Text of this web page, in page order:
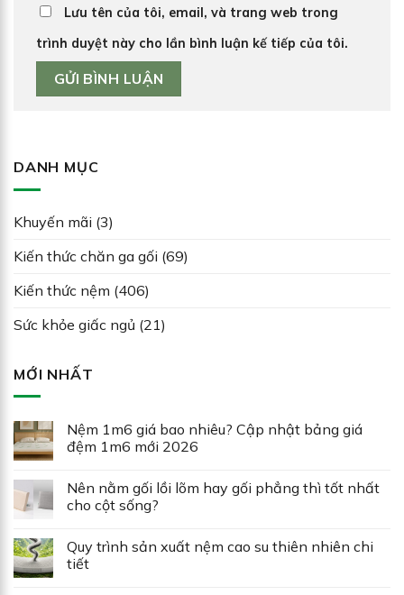
Lưu tên của tôi, email, và trang web trong
trình duyệt này cho lần bình luận kế tiếp của tôi.
DANH MỤC
Khuyến mãi (3)
Kiến thức chăn ga gối (69)
Kiến thức nệm (406)
Sức khỏe giấc ngủ (21)
MỚI NHẤT
Nệm 1m6 giá bao nhiêu? Cập nhật bảng giá
đệm 1m6 mới 2026
Nên nằm gối lồi lõm hay gối phẳng thì tốt nhất
cho cột sống?
Quy trình sản xuất nệm cao su thiên nhiên chi
tiết